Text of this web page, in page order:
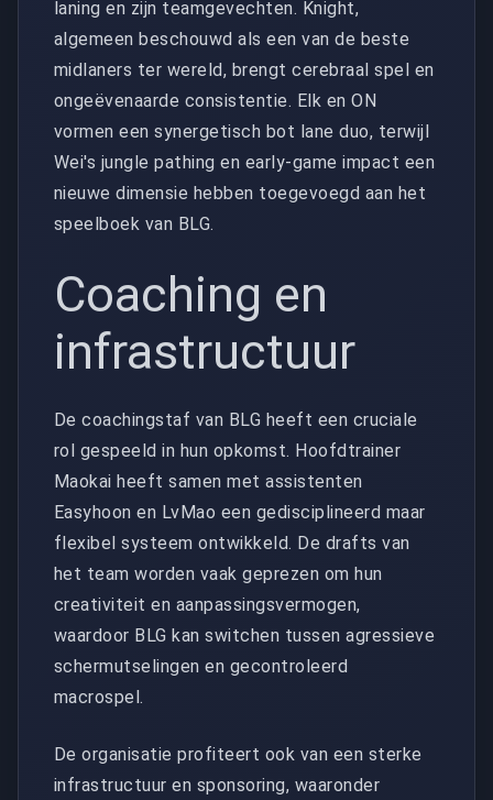
laning en zijn teamgevechten. Knight,
algemeen beschouwd als een van de beste
midlaners ter wereld, brengt cerebraal spel en
ongeëvenaarde consistentie. Elk en ON
vormen een synergetisch bot lane duo, terwijl
Wei's jungle pathing en early-game impact een
nieuwe dimensie hebben toegevoegd aan het
speelboek van BLG.
Coaching en
infrastructuur
De coachingstaf van BLG heeft een cruciale
rol gespeeld in hun opkomst. Hoofdtrainer
Maokai heeft samen met assistenten
Easyhoon en LvMao een gedisciplineerd maar
flexibel systeem ontwikkeld. De drafts van
het team worden vaak geprezen om hun
creativiteit en aanpassingsvermogen,
waardoor BLG kan switchen tussen agressieve
schermutselingen en gecontroleerd
macrospel.
De organisatie profiteert ook van een sterke
infrastructuur en sponsoring, waaronder